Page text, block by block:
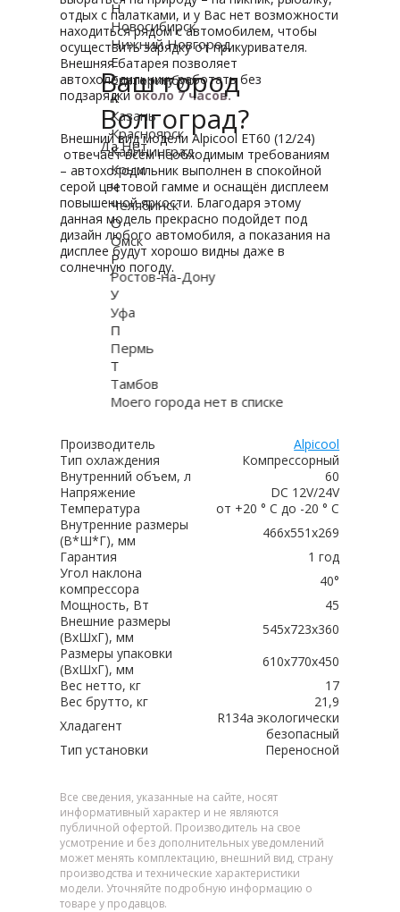
отдых с палатками, и у Вас нет возможности
находиться рядом с автомобилем, чтобы
осуществить зарядку от прикуривателя.
Внешняя батарея позволяет
автохолодильнику работать без
подзарядкиоколо 7 часов.
Внешний вид модели Alpicool ET60 (12/24)
отвечает всем необходимым требованиям
– автохолодильник выполнен в спокойной
серой цветовой гамме и оснащён дисплеем
повышенной яркости. Благодаря этому
данная модель прекрасно подойдет под
дизайн любого автомобиля, а показания на
дисплее будут хорошо видны даже в
солнечную погоду.
Производитель
Alpicool
Тип охлаждения
Компрессорный
Внутренний объем, л
60
Напряжение
DC 12V/24V
Температура
от +20 ° C до -20 ° C
Внутренние размеры
(В*Ш*Г), мм
466x551x269
Гарантия
1 год
Угол наклона
компрессора
40°
Мощность, Вт
45
Внешние размеры
(ВхШхГ), мм
545x723x360
Размеры упаковки
(ВxШxГ), мм
610x770x450
Вес нетто, кг
17
Вес брутто, кг
21,9
Хладагент
R134a экологически
безопасный
Тип установки
Переносной
Все сведения, указанные на сайте, носят
информативный характер и не являются
публичной офертой. Производитель на свое
усмотрение и без дополнительных уведомлений
может менять комплектацию, внешний вид, страну
производства и технические характеристики
модели. Уточняйте подробную информацию о
товаре у продавцов.
Ваш город
Волгоград?
Да Нет
Н
Новосибирск
Нижний Новгород
Е
Екатеринбург
К
Казань
Красноярск
Калининград
Крым
Ч
Челябинск
О
Омск
Р
Ростов-на-Дону
У
Уфа
П
Пермь
Т
Тамбов
Моего города нет в списке